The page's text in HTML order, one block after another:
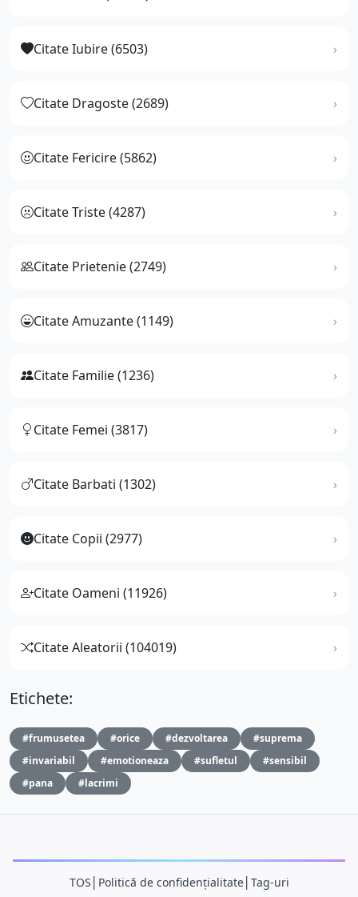
Citate Iubire (6503)
Citate Dragoste (2689)
Citate Fericire (5862)
Citate Triste (4287)
Citate Prietenie (2749)
Citate Amuzante (1149)
Citate Familie (1236)
Citate Femei (3817)
Citate Barbati (1302)
Citate Copii (2977)
Citate Oameni (11926)
Citate Aleatorii (104019)
Etichete:
#frumusetea #orice #dezvoltarea
#suprema
#invariabil
#emotioneaza #sufletul
#sensibil
#pana
#lacrimi
TOS Politică de confidențialitate│ Tag-uri